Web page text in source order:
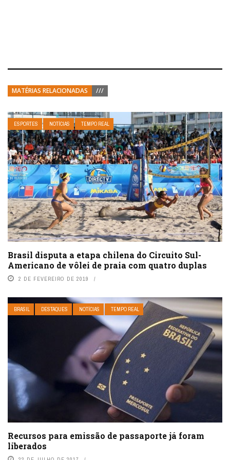
MATÉRIAS RELACIONADAS ///
ESPORTES NOTÍCIAS TEMPO REAL
Brasil disputa a etapa chilena do Circuito Sul-
Americano de vôlei de praia com quatro duplas
2 DE FEVEREIRO DE 2019
BRASIL DESTAQUES NOTÍCIAS TEMPO REAL
Recursos para emissão de passaporte já foram
liberados